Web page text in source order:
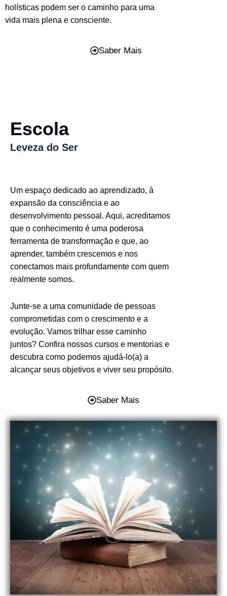
holísticas podem ser o caminho para uma
vida mais plena e consciente.
Saber Mais
Escola
Leveza do Ser
Um espaço dedicado ao aprendizado, à
expansão da consciência e ao
desenvolvimento pessoal. Aqui, acreditamos
que o conhecimento é uma poderosa
ferramenta de transformação e que, ao
aprender, também crescemos e nos
conectamos mais profundamente com quem
realmente somos.
Junte-se a uma comunidade de pessoas
comprometidas com o crescimento e a
evolução. Vamos trilhar esse caminho
juntos? Confira nossos cursos e mentorias e
descubra como podemos ajudá-lo(a) a
alcançar seus objetivos e viver seu propósito.
Saber Mais